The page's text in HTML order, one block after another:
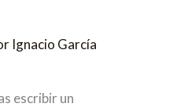
Ignacio García
escribir un